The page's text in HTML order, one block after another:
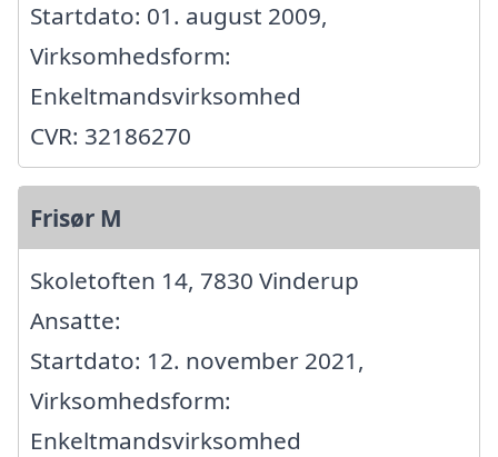
Startdato: 01. august 2009,
Virksomhedsform:
Enkeltmandsvirksomhed
CVR: 32186270
Frisør M
Skoletoften 14, 7830 Vinderup
Ansatte:
Startdato: 12. november 2021,
Virksomhedsform:
Enkeltmandsvirksomhed